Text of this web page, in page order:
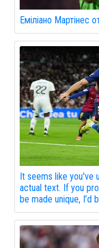
Еміліано
It seems like you've
actual text. If you
be made unique, I’d